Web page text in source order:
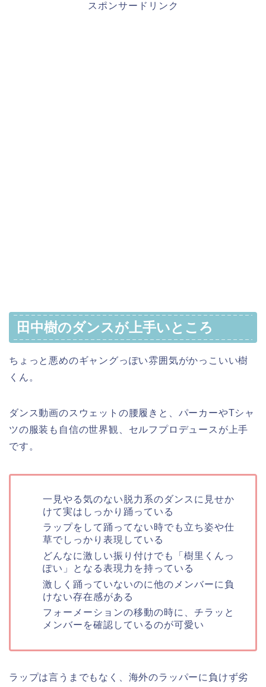
スポンサードリンク
田中樹のダンスが上手いところ
ちょっと悪めのギャングっぽい雰囲気がかっこいい樹
くん。
ダンス動画のスウェットの腰履きと、パーカーやTシャ
ツの服装も自信の世界観、セルフプロデュースが上手
です。
一見やる気のない脱力系のダンスに見せか
けて実はしっかり踊っている
ラップをして踊ってない時でも立ち姿や仕
草でしっかり表現している
どんなに激しい振り付けでも「樹里くんっ
ぽい」となる表現力を持っている
激しく踊っていないのに他のメンバーに負
けない存在感がある
フォーメーションの移動の時に、チラッと
メンバーを確認しているのが可愛い
ラップは言うまでもなく、海外のラッパーに負けず劣